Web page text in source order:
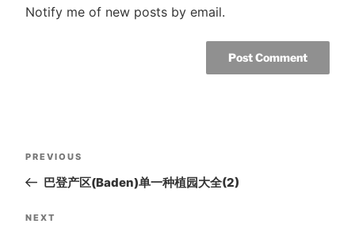
Notify me of new posts by email.
Post
navigation
Previous
Post
PREVIOUS
巴登产区(Baden)单一种植园大全(2)
Next
NEXT